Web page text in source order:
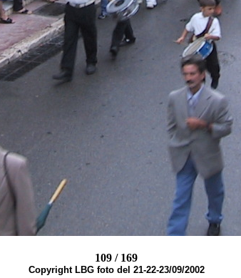
109 / 169
Copyright LBG foto del 21-22-23/09/2002